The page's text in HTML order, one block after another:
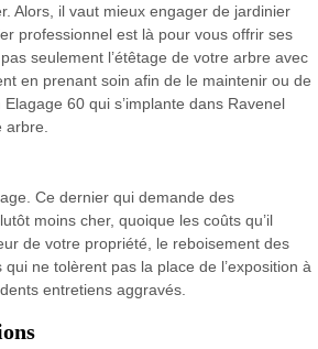
Alors, il vaut mieux engager de jardinier
professionnel est là pour vous offrir ses
seulement l’étêtage de votre arbre avec
en prenant soin afin de le maintenir ou de
60 qui s’implante dans Ravenel
Ce dernier qui demande des
moins cher, quoique les coûts qu’il
de votre propriété, le reboisement des
ne tolèrent pas la place de l’exposition à
entretiens aggravés.